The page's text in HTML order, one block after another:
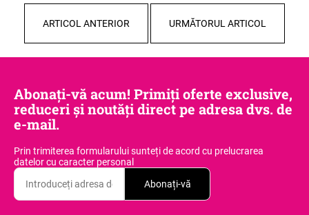
ARTICOL ANTERIOR URMĂTORUL ARTICOL
m
a
d
ă
m
Abonați-vă acum! Primiți oferte exclusive,
reduceri și noutăți direct pe adresa dvs. de
e-mail.
Prin trimiterea formularului sunteți de acord cu prelucrarea
datelor cu caracter personal
Abonați-vă